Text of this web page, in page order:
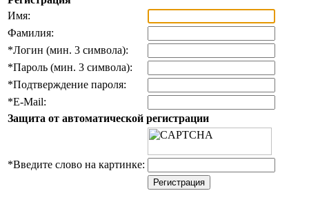
Имя:
Фамилия:
*Логин (мин. 3 символа):
*Пароль (мин. 3 символа):
*Подтверждение пароля:
*E-Mail:
Защита от автоматической регистрации
*Введите слово на картинке: